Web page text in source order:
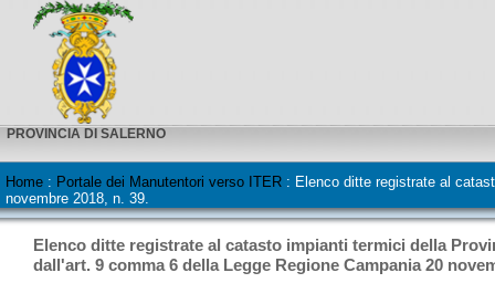
PROVINCIA DI SALERNO
Home : Portale dei Manutentori verso ITER : Elenco ditte registrate al
novembre 2018, n. 39.
Elenco ditte registrate al catasto impianti termici della
dall'art. 9 comma 6 della Legge Regione Campania 20